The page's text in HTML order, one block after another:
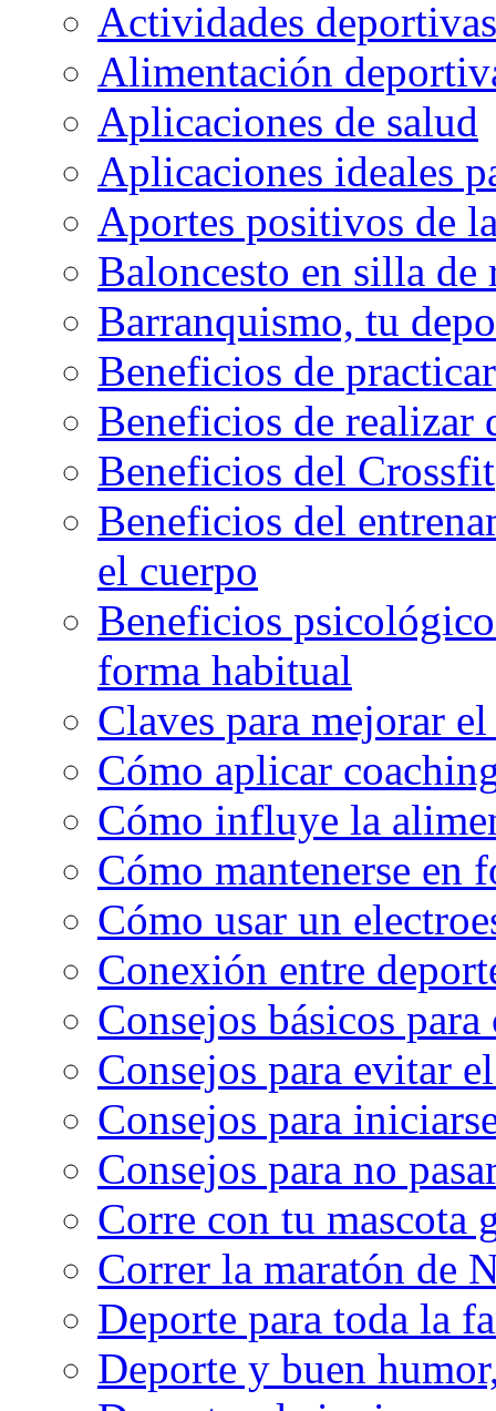
Actividades
Alimentación
Aplicaciones de salud
Aplicaciones ideales
Aportes positivos de
Baloncesto en silla de
Barranquismo, tu
Beneficios de
Beneficios de realizar
Beneficios del Crossfit
Beneficios del
el cuerpo
Beneficios
forma habitual
Claves para mejorar
Cómo aplicar
Cómo influye la
Cómo mantenerse en
Cómo usar un
Conexión entre
Consejos básicos
Consejos para evitar
Consejos para
Consejos para no
Corre con tu mascota
Correr la maratón de
Deporte para toda la
Deporte y buen